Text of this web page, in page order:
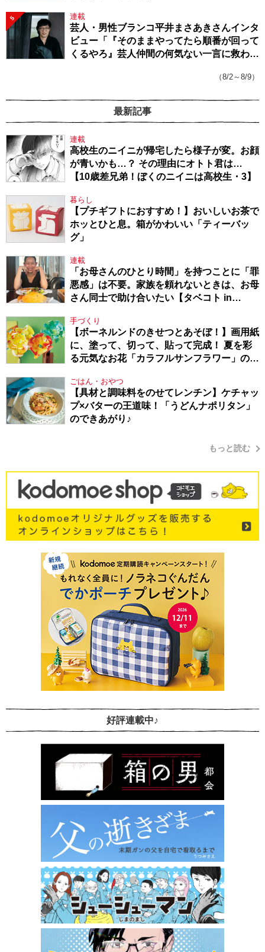
5 連載
芸人・男性ブランコ平井まさあきさんインタ
ビュー「『そのままやってたら順番が回って
くるやろ』芸人仲間の何気ない一言に救われ
（8/2～8/9）
最新記事
連載
高校生のニイニが帰宅したら様子が変。お顔
が青いかも…？ その理由にオトト君は…
【10歳差兄弟！ぼくのニイニは高校生・3】
暮らし
【プチギフトにおすすめ！】おいしいお茶で
ホッとひと息。箱がかわいい「ティーバッ
グ」
連載
「お母さんのひとり時間」を持つことに「罪
悪感」は不要。家族を頼れないときは、お母
さん同士で助け合いたい【タベコト in
手づくり
【ボーネルンドのきせつとあそぼ！】画用紙
に、塗って、切って、貼って完成！ 夏を彩
る元気なお花「カラフルサンフラワー」の作
ごはん・おやつ
【具材と調味料をのせてレンチン】ケチャッ
プ×バターの王道味！「うどんナポリタン」
のできあがり♪
もっと読む
好評連載中♪